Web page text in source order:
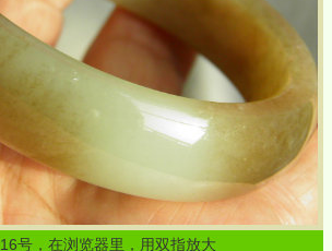
16号，在浏览器里，用双指放大